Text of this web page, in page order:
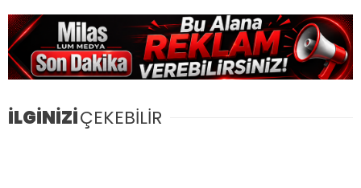
İLGİNİZİÇEKEBİLİR